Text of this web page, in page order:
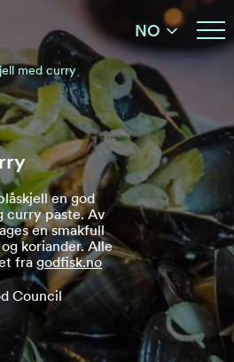
NO
med curry
en god
curry paste. Av
en smakfull
koriander. Alle
fra godfisk.no
Council